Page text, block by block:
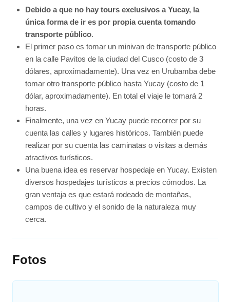
Debido a que no hay tours exclusivos a Yucay, la
única forma de ir es por propia cuenta tomando
transporte público.
El primer paso es tomar un minivan de transporte público
en la calle Pavitos de la ciudad del Cusco (costo de 3
dólares, aproximadamente). Una vez en Urubamba debe
tomar otro transporte público hasta Yucay (costo de 1
dólar, aproximadamente). En total el viaje le tomará 2
horas.
Finalmente, una vez en Yucay puede recorrer por su
cuenta las calles y lugares históricos. También puede
realizar por su cuenta las caminatas o visitas a demás
atractivos turísticos.
Una buena idea es reservar hospedaje en Yucay. Existen
diversos hospedajes turísticos a precios cómodos. La
gran ventaja es que estará rodeado de montañas,
campos de cultivo y el sonido de la naturaleza muy
cerca.
Fotos